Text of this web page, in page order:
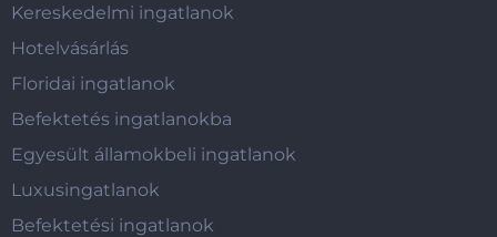
Kereskedelmi ingatlanok
Hotelvásárlás
Floridai ingatlanok
Befektetés ingatlanokba
Egyesült államokbeli ingatlanok
Luxusingatlanok
Befektetési ingatlanok